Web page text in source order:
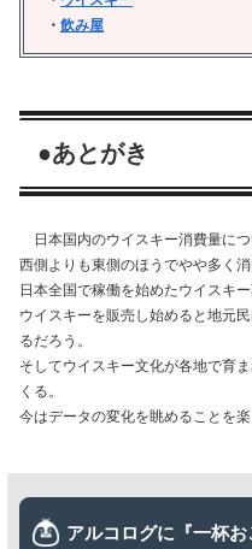
・ 飲み屋
●あとがき
日本国内のウイスキー消費量につ
西側よりも東側のほうでやや多く
日本全国で稼働を始めたウイスキー
ウイスキーを販売し始めると地元
るだろう。
そしてウイスキー文化が各地で育
くる。
今はデータの変化を眺めることを楽